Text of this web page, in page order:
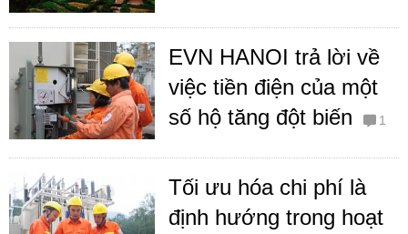
EVN HANOI trả lời về
việc tiền điện của một
số hộ tăng đột biến
1
Tối ưu hóa chi phí là
định hướng trong hoạt